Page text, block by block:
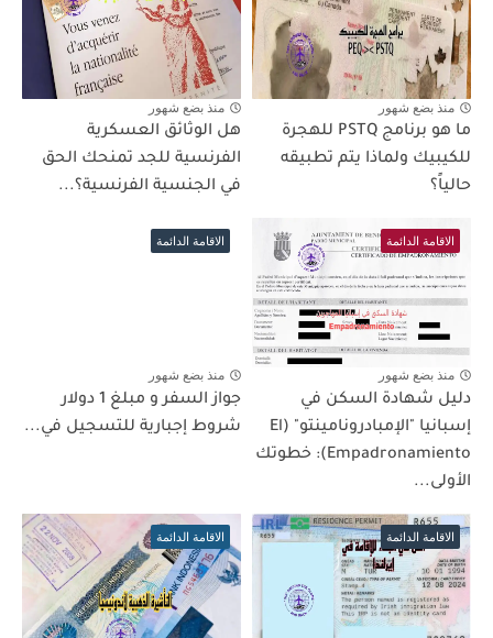
منذ بضع شهور
ما هو برنامج PSTQ للهجرة
للكيبيك ولماذا يتم تطبيقه
حالياً؟
منذ بضع شهور
هل الوثائق العسكرية
الفرنسية للجد تمنحك الحق
في الجنسية الفرنسية؟...
الاقامة الدائمة
منذ بضع شهور
دليل شهادة السكن في
إسبانيا "الإمبادرونامينتو" (El
Empadronamiento): خطوتك
الأولى...
الاقامة الدائمة
منذ بضع شهور
جواز السفر و مبلغ 1 دولار
شروط إجبارية للتسجيل في...
الاقامة الدائمة الاقامة الدائمة